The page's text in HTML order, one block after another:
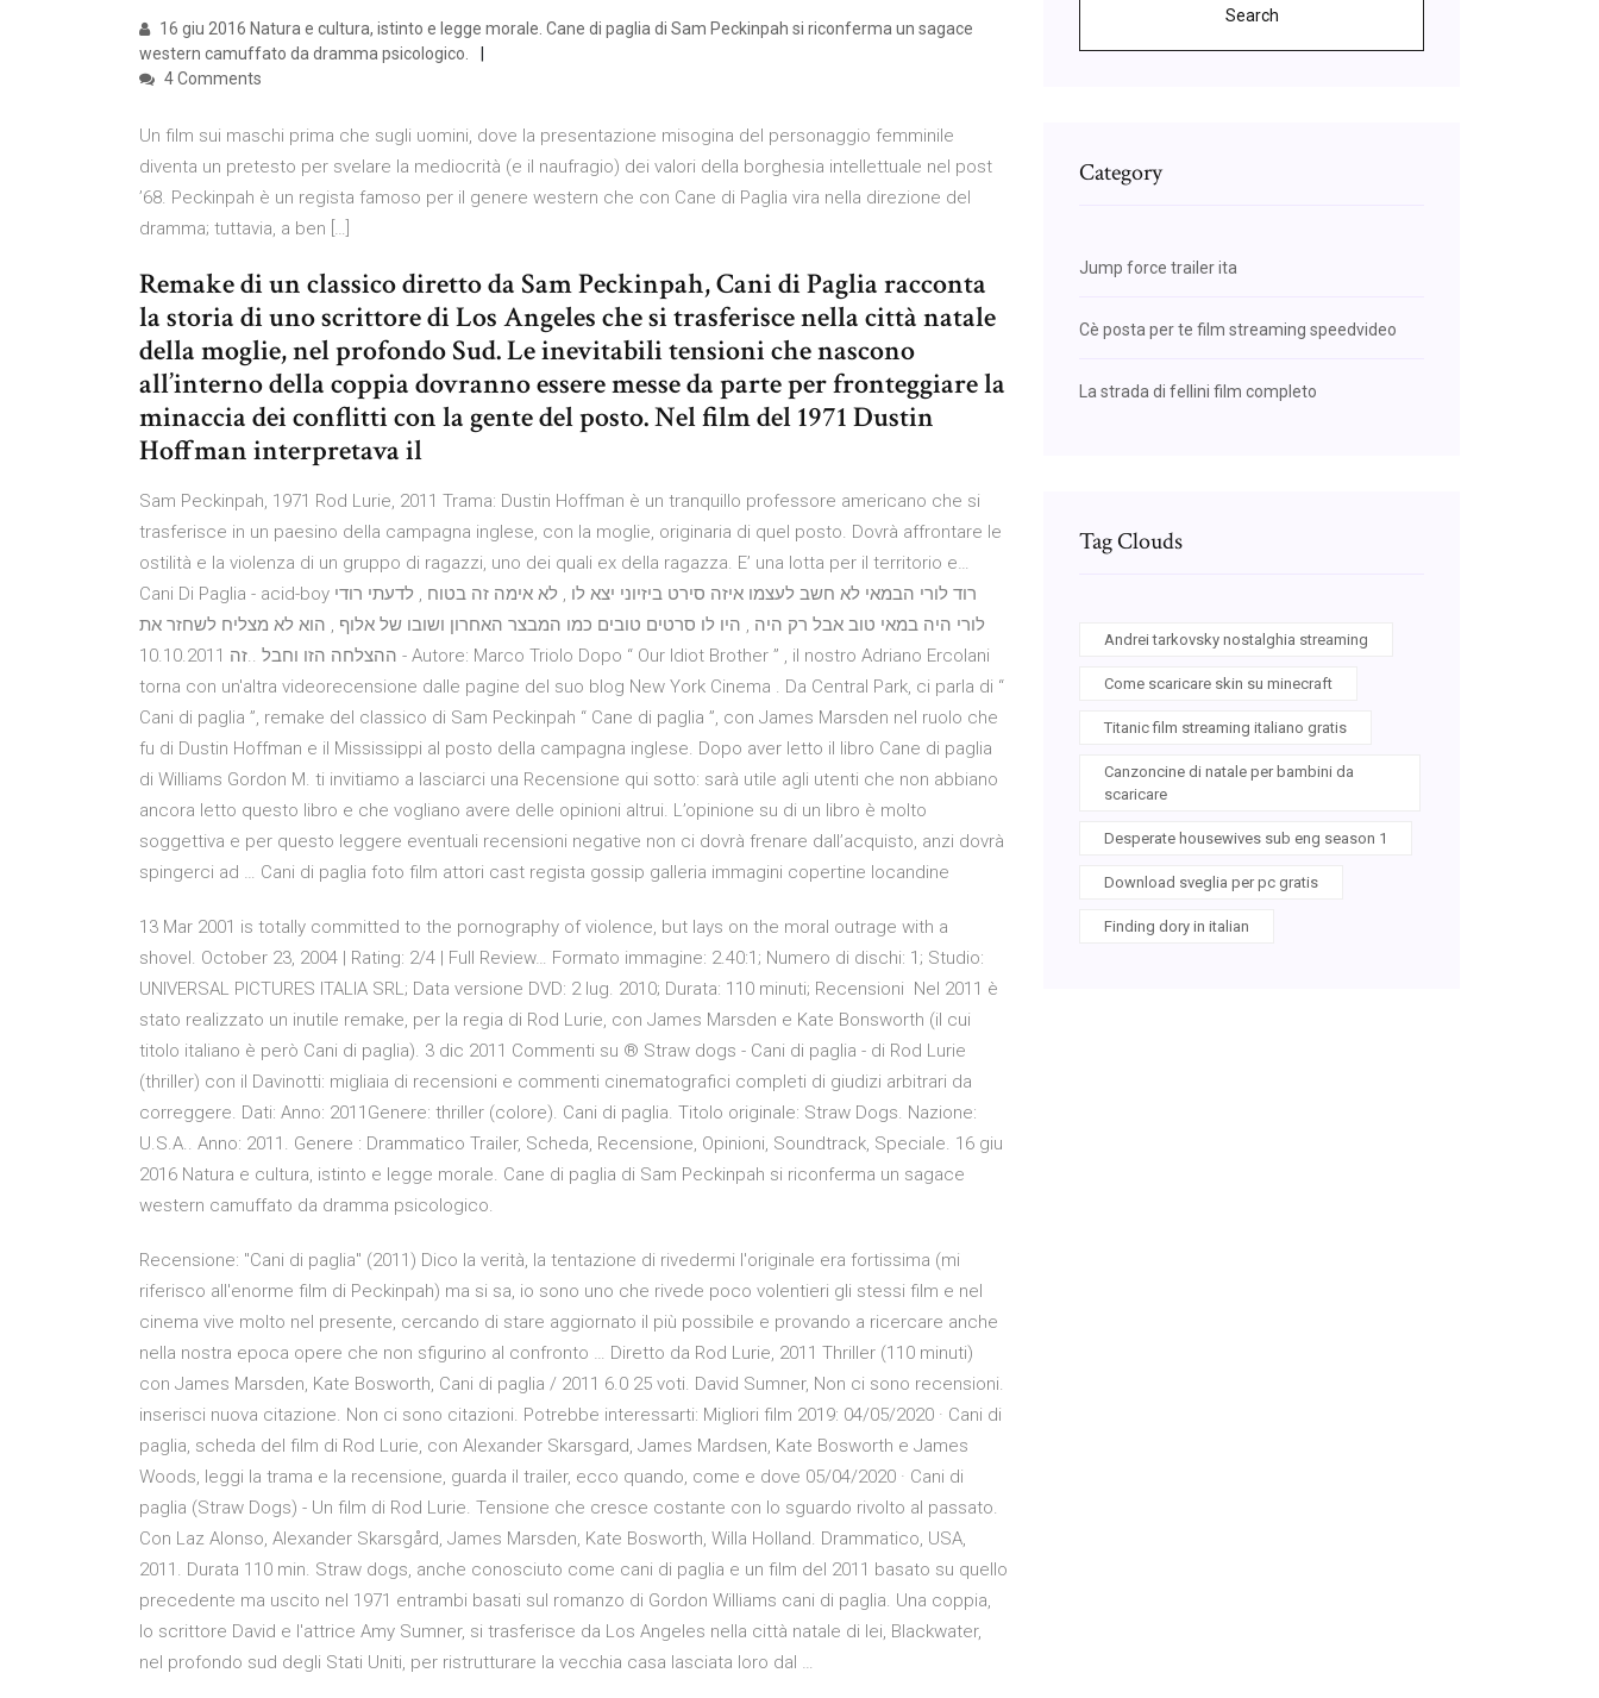
16 giu 2016 Natura e cultura, istinto e legge morale. Cane di paglia di Sam Peckinpah si riconferma un sagace
western camuffato da dramma psicologico.
4 Comments
Un film sui maschi prima che sugli uomini, dove la presentazione misogina del personaggio femminile
diventa un pretesto per svelare la mediocrità (e il naufragio) dei valori della borghesia intellettuale nel post
’68. Peckinpah è un regista famoso per il genere western che con Cane di Paglia vira nella direzione del
dramma; tuttavia, a ben […]
Remake di un classico diretto da Sam Peckinpah, Cani di Paglia racconta
la storia di uno scrittore di Los Angeles che si trasferisce nella città natale
della moglie, nel profondo Sud. Le inevitabili tensioni che nascono
all’interno della coppia dovranno essere messe da parte per fronteggiare la
minaccia dei conflitti con la gente del posto. Nel film del 1971 Dustin
Hoffman interpretava il
Sam Peckinpah, 1971 Rod Lurie, 2011 Trama: Dustin Hoffman è un tranquillo professore americano che si
trasferisce in un paesino della campagna inglese, con la moglie, originaria di quel posto. Dovrà affrontare le
ostilità e la violenza di un gruppo di ragazzi, uno dei quali ex della ragazza. E’ una lotta per il territorio e…
Cani Di Paglia - acid-boy רוד לורי הבמאי לא חשב לעצמו איזה סירט ביזיוני יצא לו , לא אימה זה בטוח , לדעתי רודי
לורי היה במאי טוב אבל רק היה , היו לו סרטים טובים כמו המבצר האחרון ושובו של אלוף , הוא לא מצליח לשחזר את
ההצלחה הזו וחבל ..זה 10.10.2011 - Autore: Marco Triolo Dopo “ Our Idiot Brother ” , il nostro Adriano Ercolani
torna con un'altra videorecensione dalle pagine del suo blog New York Cinema . Da Central Park, ci parla di “
Cani di paglia ”, remake del classico di Sam Peckinpah “ Cane di paglia ”, con James Marsden nel ruolo che
fu di Dustin Hoffman e il Mississippi al posto della campagna inglese. Dopo aver letto il libro Cane di paglia
di Williams Gordon M. ti invitiamo a lasciarci una Recensione qui sotto: sarà utile agli utenti che non abbiano
ancora letto questo libro e che vogliano avere delle opinioni altrui. L’opinione su di un libro è molto
soggettiva e per questo leggere eventuali recensioni negative non ci dovrà frenare dall’acquisto, anzi dovrà
spingerci ad … Cani di paglia foto film attori cast regista gossip galleria immagini copertine locandine
13 Mar 2001 is totally committed to the pornography of violence, but lays on the moral outrage with a
shovel. October 23, 2004 | Rating: 2/4 | Full Review… Formato immagine: 2.40:1; Numero di dischi: 1; Studio:
UNIVERSAL PICTURES ITALIA SRL; Data versione DVD: 2 lug. 2010; Durata: 110 minuti; Recensioni Nel 2011 è
stato realizzato un inutile remake, per la regia di Rod Lurie, con James Marsden e Kate Bonsworth (il cui
titolo italiano è però Cani di paglia). 3 dic 2011 Commenti su ® Straw dogs - Cani di paglia - di Rod Lurie
(thriller) con il Davinotti: migliaia di recensioni e commenti cinematografici completi di giudizi arbitrari da
correggere. Dati: Anno: 2011Genere: thriller (colore). Cani di paglia. Titolo originale: Straw Dogs. Nazione:
U.S.A.. Anno: 2011. Genere : Drammatico Trailer, Scheda, Recensione, Opinioni, Soundtrack, Speciale. 16 giu
2016 Natura e cultura, istinto e legge morale. Cane di paglia di Sam Peckinpah si riconferma un sagace
western camuffato da dramma psicologico.
Recensione: "Cani di paglia" (2011) Dico la verità, la tentazione di rivedermi l'originale era fortissima (mi
riferisco all'enorme film di Peckinpah) ma si sa, io sono uno che rivede poco volentieri gli stessi film e nel
cinema vive molto nel presente, cercando di stare aggiornato il più possibile e provando a ricercare anche
nella nostra epoca opere che non sfigurino al confronto … Diretto da Rod Lurie, 2011 Thriller (110 minuti)
con James Marsden, Kate Bosworth, Cani di paglia / 2011 6.0 25 voti. David Sumner, Non ci sono recensioni.
inserisci nuova citazione. Non ci sono citazioni. Potrebbe interessarti: Migliori film 2019: 04/05/2020 · Cani di
paglia, scheda del film di Rod Lurie, con Alexander Skarsgard, James Mardsen, Kate Bosworth e James
Woods, leggi la trama e la recensione, guarda il trailer, ecco quando, come e dove 05/04/2020 · Cani di
paglia (Straw Dogs) - Un film di Rod Lurie. Tensione che cresce costante con lo sguardo rivolto al passato.
Con Laz Alonso, Alexander Skarsgård, James Marsden, Kate Bosworth, Willa Holland. Drammatico, USA,
2011. Durata 110 min. Straw dogs, anche conosciuto come cani di paglia e un film del 2011 basato su quello
precedente ma uscito nel 1971 entrambi basati sul romanzo di Gordon Williams cani di paglia. Una coppia,
lo scrittore David e l'attrice Amy Sumner, si trasferisce da Los Angeles nella città natale di lei, Blackwater,
nel profondo sud degli Stati Uniti, per ristrutturare la vecchia casa lasciata loro dal …
Search
Category
Jump force trailer ita
Cè posta per te film streaming speedvideo
La strada di fellini film completo
Tag Clouds
Andrei tarkovsky nostalghia streaming
Come scaricare skin su minecraft
Titanic film streaming italiano gratis
Canzoncine di natale per bambini da
scaricare
Desperate housewives sub eng season 1
Download sveglia per pc gratis
Finding dory in italian